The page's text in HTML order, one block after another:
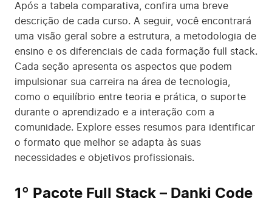
Após a tabela comparativa, confira uma breve
descrição de cada curso. A seguir, você encontrará
uma visão geral sobre a estrutura, a metodologia de
ensino e os diferenciais de cada formação full stack.
Cada seção apresenta os aspectos que podem
impulsionar sua carreira na área de tecnologia,
como o equilíbrio entre teoria e prática, o suporte
durante o aprendizado e a interação com a
comunidade. Explore esses resumos para identificar
o formato que melhor se adapta às suas
necessidades e objetivos profissionais.
1º Pacote Full Stack – Danki Code